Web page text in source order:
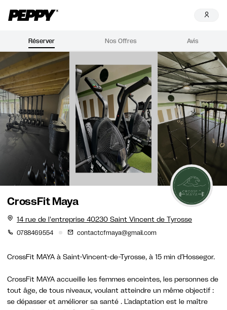
Réserver Nos Offres Avis
CrossFit Maya
14 rue de l'entreprise 40230 Saint Vincent de Tyrosse
0788469554 contactcfmaya@gmail.com
CrossFit MAYA à Saint-Vincent-de-Tyrosse, à 15 min d’Hossegor.
CrossFit MAYA accueille les femmes enceintes, les personnes de
tout âge, de tous niveaux, voulant atteindre un même objectif :
se dépasser et améliorer sa santé . L’adaptation est le maître